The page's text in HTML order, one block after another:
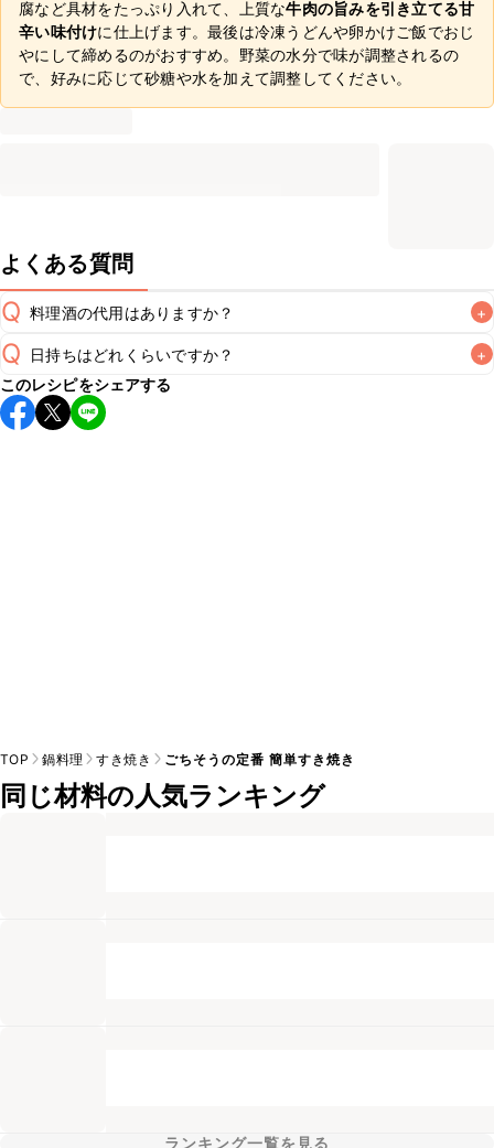
腐など具材をたっぷり入れて、上質な牛肉の旨みを引き立てる甘
辛い味付けに仕上げます。最後は冷凍うどんや卵かけご飯でおじ
やにして締めるのがおすすめ。野菜の水分で味が調整されるの
で、好みに応じて砂糖や水を加えて調整してください。
よくある質問
Q 料理酒の代用はありますか？ +
A
Q 日持ちはどれくらいですか？ +
保存期間は冷蔵で翌日中が目安です。なるべくお早めにお召
し上がりください。
このレシピをシェアする
TOP 鍋料理 すき焼き ごちそうの定番 簡単すき焼き
同じ材料の人気ランキング
ランキング一覧を見る